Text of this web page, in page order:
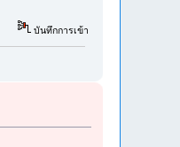
บันทึกการเข้า